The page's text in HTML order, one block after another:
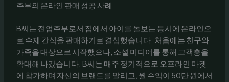
주부의 온라인 판매 성공 사례
B씨는 전업주부로서 집에서 아이를 돌보는 동시에 온라인으
로 수제 간식을 판매하기로 결심했습니다. 처음에는 친구와
가족을 대상으로 시작했으나, 소셜 미디어를 통해 고객층을
확대해 나갔습니다. B씨는 매주 정기적으로 오프라인 마켓
에 참가하며 자신의 브랜드를 알리고, 월 수익이 50만 원에서